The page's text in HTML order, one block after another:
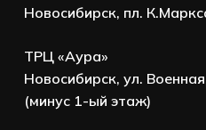
Новосибирск, пл.
ТРЦ «Аура»
Новосибирск, ул.
(минус 1-ый этаж)